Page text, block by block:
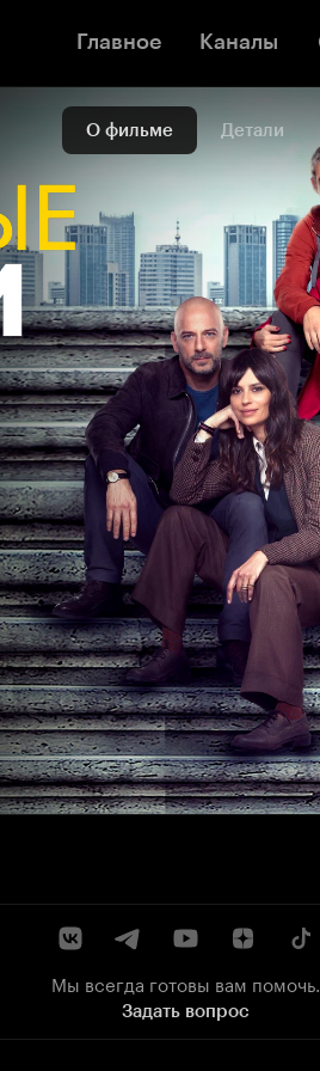
Главное Каналы
О фильме Детали
Мы всегда готовы вам помочь.
Задать вопрос